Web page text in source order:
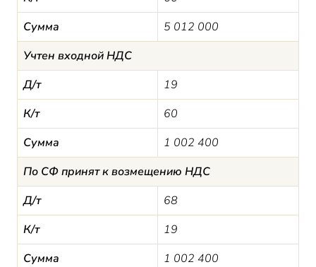
Сумма
5 012 000
Учтен входной НДС
Д/т
19
К/т
60
Сумма
1 002 400
По СФ принят к возмещению НДС
Д/т
68
К/т
19
Сумма
1 002 400